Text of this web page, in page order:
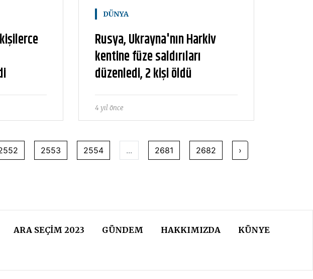
DÜNYA
Rusya, Ukrayna'nın Harkiv
kentine füze saldırıları
düzenledi, 2 kişi öldü
4 yıl önce
2553 2554 ... 2681 2682 ›
ARA SEÇIM 2023 GÜNDEM HAKKIMIZDA KÜNYE